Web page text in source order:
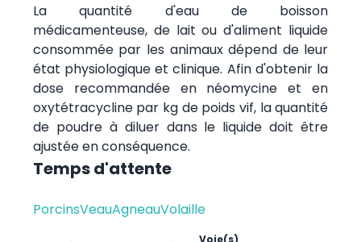
La quantité d'eau de boisson
médicamenteuse, de lait ou d'aliment liquide
consommée par les animaux dépend de leur
état physiologique et clinique. Afin d'obtenir la
dose recommandée en néomycine et en
oxytétracycline par kg de poids vif, la quantité
de poudre à diluer dans le liquide doit être
ajustée en conséquence.
Temps d'attente
PorcinsVeauAgneauVolaille
Voie(s)